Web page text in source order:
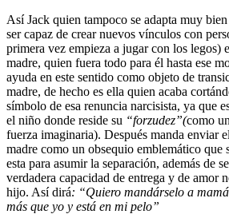
Así Jack quien tampoco se adapta muy
ser capaz de crear nuevos vínculos con
primera vez empieza a jugar con los legos)
madre, quien fuera todo para él hasta ese
ayuda en este sentido como objeto de
madre, de hecho es ella quien acaba
símbolo de esa renuncia narcisista, ya que
el niño donde reside su “forzudez”(como
fuerza imaginaria). Después manda enviar
madre como un obsequio emblemático que
esta para asumir la separación, además de
verdadera capacidad de entrega y de amor
hijo. Así dirá: “Quiero mandárselo a
más que yo y está en mi pelo”